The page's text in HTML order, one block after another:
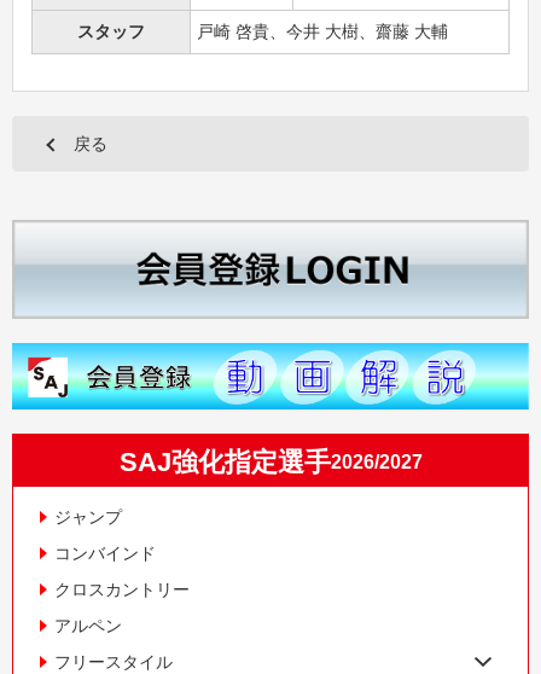
スタッフ 戸崎 啓貴、今井 大樹、齋藤 大輔
戻る
SAJ強化指定選手2026/2027
ジャンプ
コンバインド
クロスカントリー
アルペン
フリースタイル